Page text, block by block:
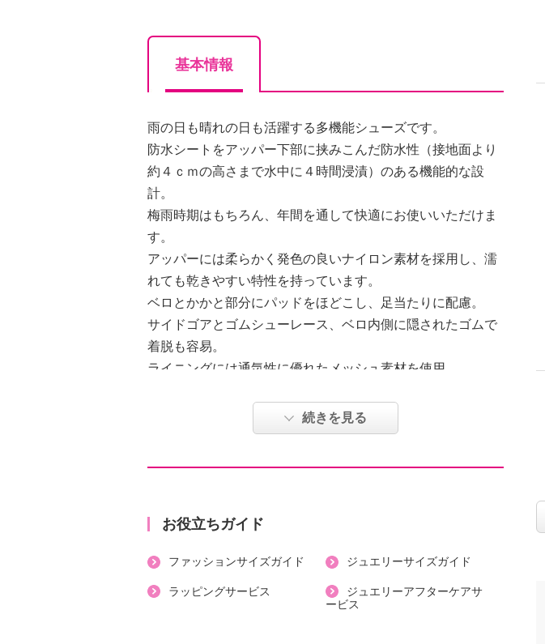
基本情報
雨の日も晴れの日も活躍する多機能シューズです。
防水シートをアッパー下部に挟みこんだ防水性（接地面より
約４ｃｍの高さまで水中に４時間浸漬）のある機能的な設
計。
梅雨時期はもちろん、年間を通して快適にお使いいただけま
す。
アッパーには柔らかく発色の良いナイロン素材を採用し、濡
れても乾きやすい特性を持っています。
ベロとかかと部分にパッドをほどこし、足当たりに配慮。
サイドゴアとゴムシューレース、ベロ内側に隠されたゴムで
着脱も容易。
ライニングには通気性に優れたメッシュ素材を使用。
に触れる部分には制菌・消臭（汗臭）機能を搭載し、快適な
履き心地を追求しました。
滑性能も確保しました。
エンボス加工をほどこし、マットで落ち着いたトーンに。
幅広設計で、さまざまな足型にフィットします。
続きを見る
お役立ちガイド
ファッションサイズガイド ジュエリーサイズガイド
ラッピングサービス
ジュエリーアフターケアサ
ービス